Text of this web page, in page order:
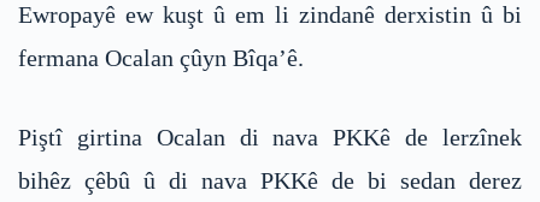
Ewropayê ew kuşt û em li zindanê derxistin û bi
fermana Ocalan çûyn Bîqa’ê.
Piştî girtina Ocalan di nava PKKê de lerzînek
bihêz çêbû û di nava PKKê de bi sedan derez